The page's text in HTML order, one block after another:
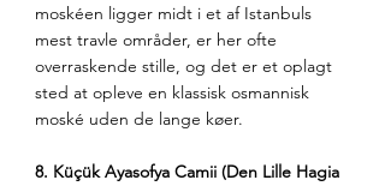
moskéen ligger midt i et af Istanbuls
mest travle områder, er her ofte
overraskende stille, og det er et oplagt
sted at opleve en klassisk osmannisk
moské uden de lange køer.
8. Küçük Ayasofya Camii (Den Lille Hagia